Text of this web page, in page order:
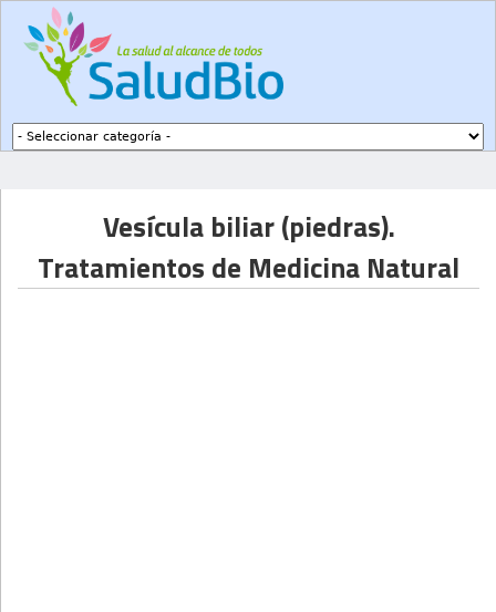
Vesícula biliar (piedras).
Tratamientos de Medicina Natural